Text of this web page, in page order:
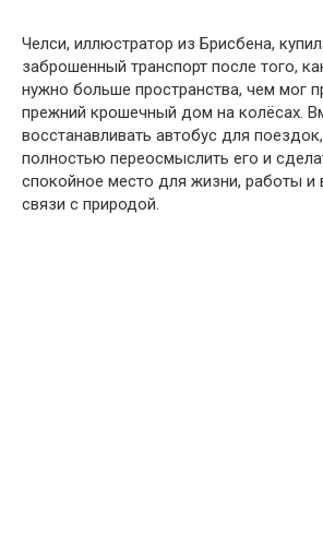
Челси, иллюстратор из Брисбена,
заброшенный транспорт после того,
нужно больше пространства, чем мог
прежний крошечный дом на колёсах.
восстанавливать автобус для
полностью переосмыслить его и
спокойное место для жизни, работы и
связи с природой.